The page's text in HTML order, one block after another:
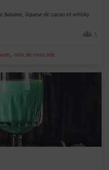
banane, liqueur de cacao et whisky
1
, noix de muscade